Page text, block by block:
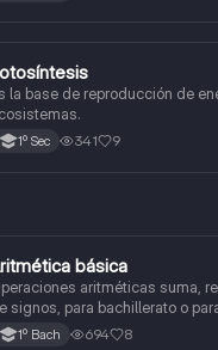
Biología
la base de reproducción de
1º Sec 341 9
Matemáticasbásica
aritméticas suma,
signos, para bachillerato o
admisión a la universidad
1º Bach 694 8